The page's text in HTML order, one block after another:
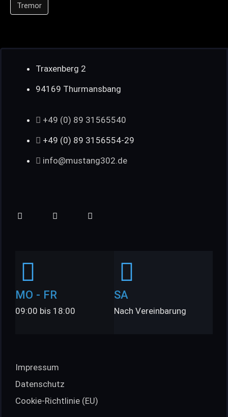
Tremor
Traxenberg 2
94169 Thurmansbang
+49 (0) 89 31565540
+49 (0) 89 3156554-29
info@mustang302.de
MO - FR
09:00 bis 18:00
SA
Nach Vereinbarung
Impressum
Datenschutz
Cookie-Richtlinie (EU)